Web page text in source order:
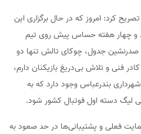
کرد: امروز که در حال برگزاری این
و چهار هفته حساس پیش روی تیم
صدرنشین جدول، چوکای تالش تنها دو
فنی و تلاش بی‌دریغ بازیکنان دارم،
بندرعباس وجود دارد که به
لیگ دسته اول فوتبال کشور شود.
فعلی و پشتیبانی‌ها در حد صعود به